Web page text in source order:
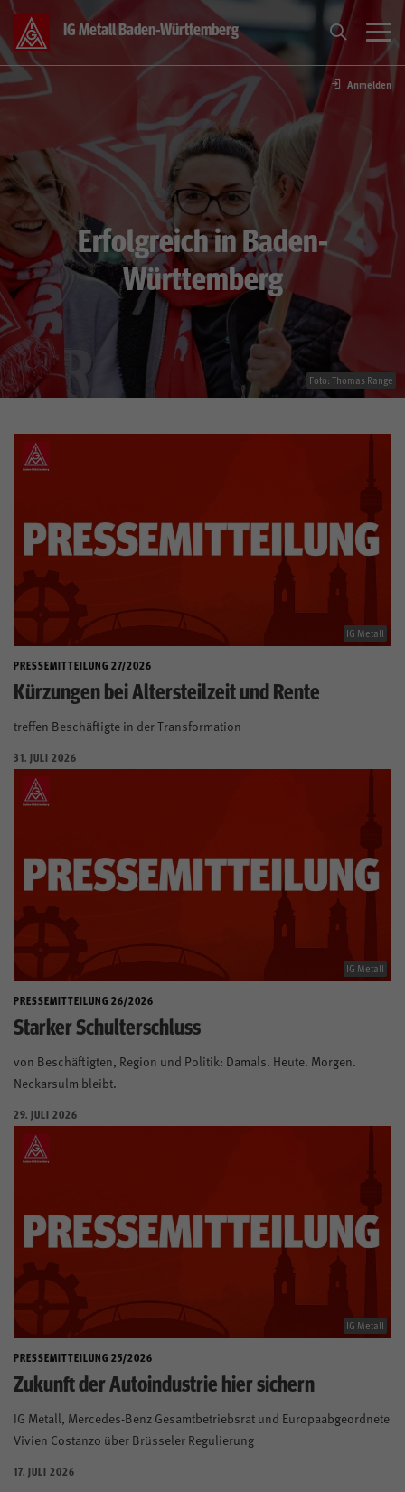
IG Metall Baden-Württemberg
Tarif & Branchen
Über Uns
Bildung
Transformation
Jugend
Presse
igmetall.de
IG Metall vor Ort
Kontrast
Mitglied werden
Anmelden
Foto: Thomas Range
Erfolgreich in Baden-
Württemberg
IG Metall
PRESSEMITTEILUNG 27/2026
Kürzungen bei Altersteilzeit und Rente
treffen Beschäftigte in der Transformation
IG Metall
PRESSEMITTEILUNG 26/2026
Starker Schulterschluss
von Beschäftigten, Region und Politik: Damals. Heute. Morgen.
Neckarsulm bleibt.
IG Metall
PRESSEMITTEILUNG 25/2026
Zukunft der Autoindustrie hier sichern
IG Metall, Mercedes-Benz Gesamtbetriebsrat und Europaabgeordnete
Vivien Costanzo über Brüsseler Regulierung